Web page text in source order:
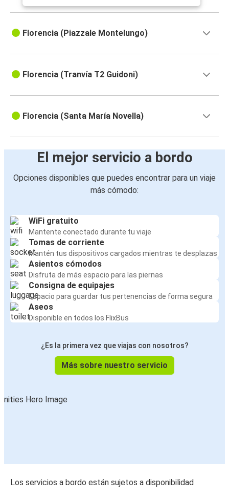
Florencia (Piazzale Montelungo)
Florencia (Tranvía T2 Guidoni)
Florencia (Santa María Novella)
El mejor servicio a bordo
Opciones disponibles que puedes encontrar para un viaje
más cómodo:
WiFi gratuito
Mantente conectado durante tu viaje
Tomas de corriente
Mantén tus dispositivos cargados mientras te desplazas
Asientos cómodos
Disfruta de más espacio para las piernas
Consigna de equipajes
Espacio para guardar tus pertenencias de forma segura
Aseos
Disponible en todos los FlixBus
¿Es la primera vez que viajas con nosotros?
Más sobre nuestro servicio
Los servicios a bordo están sujetos a disponibilidad